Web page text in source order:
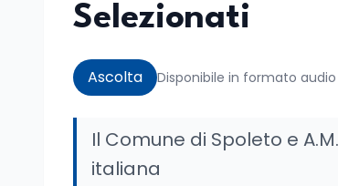
Selezionati
Ascolta Disponibile in formato audio
Il Comune di Spoleto e
italiana